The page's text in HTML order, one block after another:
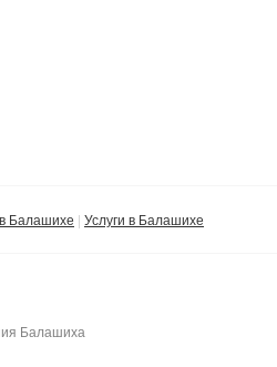
Балашихе Услуги в Балашихе
Балашиха